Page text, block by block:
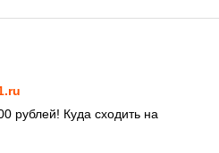
рублей! Куда сходить на